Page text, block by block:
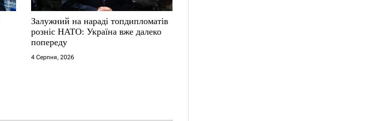
Залужний на нараді топдипломатів
розніс НАТО: Україна вже далеко
попереду
4 Серпня, 2026